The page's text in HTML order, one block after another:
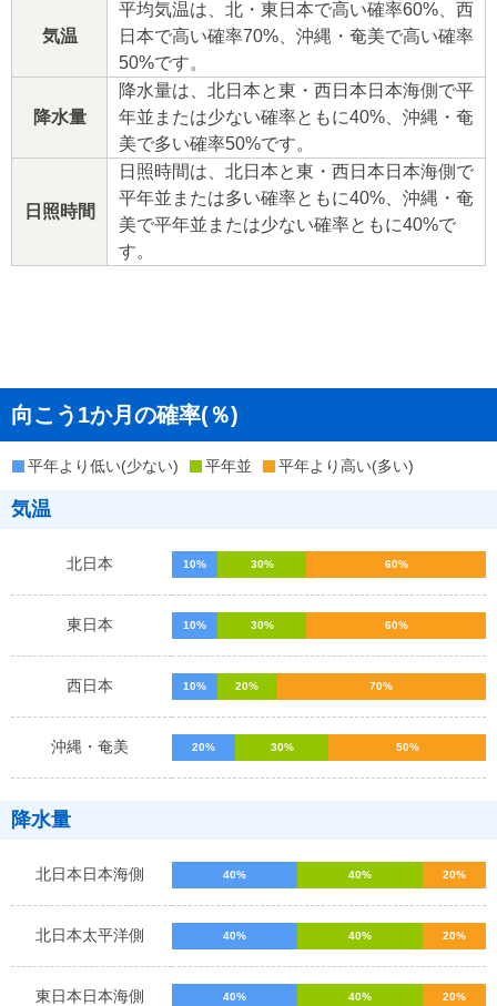
気温
平均気温は、北・東日本で高い確率60%、西
日本で高い確率70%、沖縄・奄美で高い確率
50%です。
降水量
降水量は、北日本と東・西日本日本海側で平
年並または少ない確率ともに40%、沖縄・奄
美で多い確率50%です。
日照時間
日照時間は、北日本と東・西日本日本海側で
平年並または多い確率ともに40%、沖縄・奄
美で平年並または少ない確率ともに40%で
す。
向こう1か月の確率(％)
平年より低い(少ない) 平年並 平年より高い(多い)
気温
北日本 10% 30% 60%
東日本 10% 30% 60%
西日本 10% 20% 70%
沖縄・奄美 20% 30% 50%
降水量
北日本日本海側 40% 40% 20%
北日本太平洋側 40% 40% 20%
東日本日本海側 40% 40% 20%